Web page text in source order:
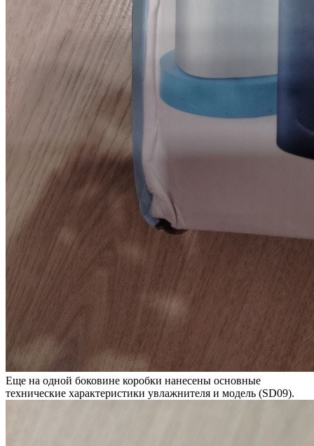
Еще на одной боковине коробки нанесены основные
технические характеристики увлажнителя и модель (SD09).